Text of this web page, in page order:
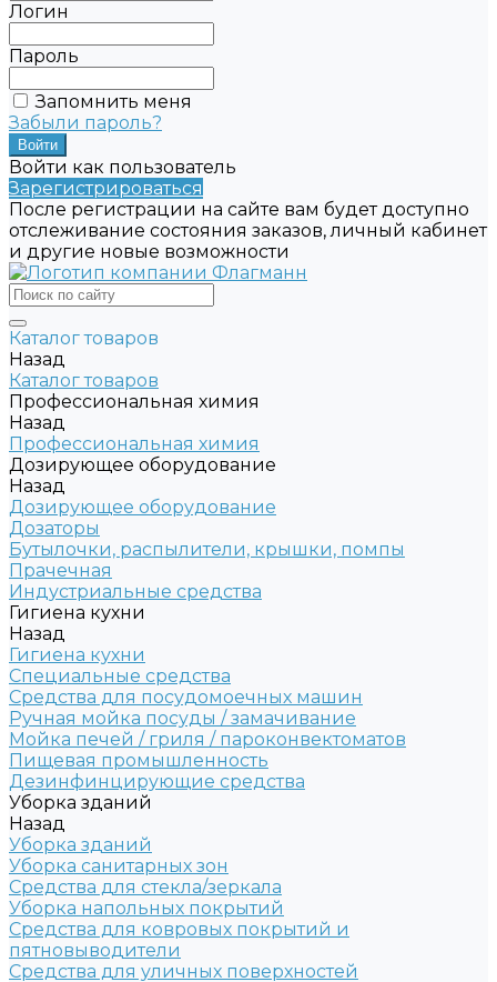
Логин
Пароль
Запомнить меня
Забыли пароль?
Войти как пользователь
Зарегистрироваться
После регистрации на сайте вам будет доступно
отслеживание состояния заказов, личный кабинет
и другие новые возможности
Каталог товаров
Назад
Каталог товаров
Профессиональная химия
Назад
Профессиональная химия
Дозирующее оборудование
Назад
Дозирующее оборудование
Дозаторы
Бутылочки, распылители, крышки, помпы
Прачечная
Индустриальные средства
Гигиена кухни
Назад
Гигиена кухни
Специальные средства
Средства для посудомоечных машин
Ручная мойка посуды / замачивание
Мойка печей / гриля / пароконвектоматов
Пищевая промышленность
Дезинфинцирующие средства
Уборка зданий
Назад
Уборка зданий
Уборка санитарных зон
Средства для стекла/зеркала
Уборка напольных покрытий
Средства для ковровых покрытий и
пятновыводители
Средства для уличных поверхностей